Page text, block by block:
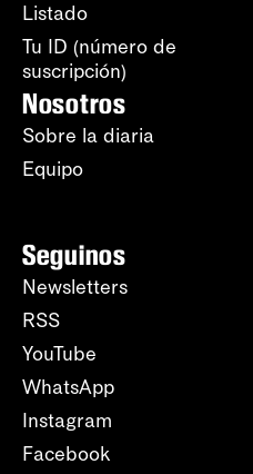
Listado
Tu ID (número de
suscripción)
Nosotros
Sobre la diaria
Equipo
Seguinos
Newsletters
RSS
YouTube
WhatsApp
Instagram
Facebook